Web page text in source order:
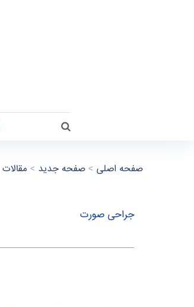
صفحه اصلی > صفحه جدید > مقالات
جراحی صورت